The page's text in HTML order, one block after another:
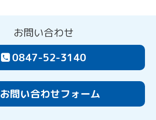
お問い合わせ
0847-52-3140
お問い合わせフォーム